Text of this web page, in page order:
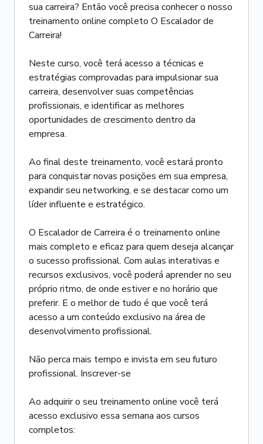
sua carreira? Então você precisa conhecer o nosso
treinamento online completo O Escalador de
Carreira!
Neste curso, você terá acesso a técnicas e
estratégias comprovadas para impulsionar sua
carreira, desenvolver suas competências
profissionais, e identificar as melhores
oportunidades de crescimento dentro da
empresa.
Ao final deste treinamento, você estará pronto
para conquistar novas posições em sua empresa,
expandir seu networking, e se destacar como um
líder influente e estratégico.
O Escalador de Carreira é o treinamento online
mais completo e eficaz para quem deseja alcançar
o sucesso profissional. Com aulas interativas e
recursos exclusivos, você poderá aprender no seu
próprio ritmo, de onde estiver e no horário que
preferir. E o melhor de tudo é que você terá
acesso a um conteúdo exclusivo na área de
desenvolvimento profissional.
Não perca mais tempo e invista em seu futuro
profissional. Inscrever-se
Ao adquirir o seu treinamento online você terá
acesso exclusivo essa semana aos cursos
completos: